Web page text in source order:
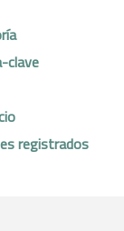
clave
registrados